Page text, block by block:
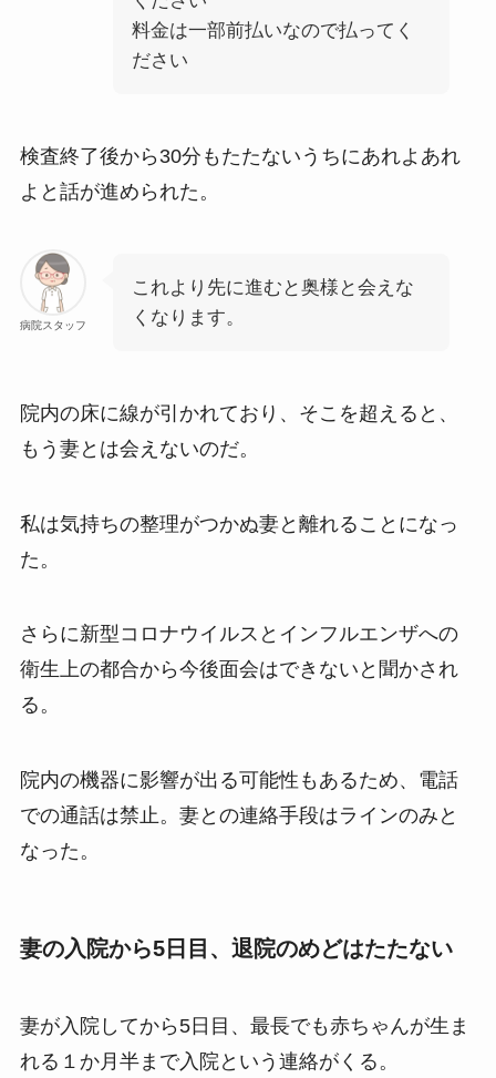
料金は一部前払いなので払ってく
ださい
検査終了後から30分もたたないうちにあれよあれ
よと話が進められた。
病院スタッフ
これより先に進むと奥様と会えな
くなります。
院内の床に線が引かれており、そこを超えると、
もう妻とは会えないのだ。
私は気持ちの整理がつかぬ妻と離れることになっ
た。
さらに新型コロナウイルスとインフルエンザへの
衛生上の都合から今後面会はできないと聞かされ
る。
院内の機器に影響が出る可能性もあるため、電話
での通話は禁止。妻との連絡手段はラインのみと
なった。
妻の入院から5日目、退院のめどはたたない
妻が入院してから5日目、最長でも赤ちゃんが生ま
れる１か月半まで入院という連絡がくる。